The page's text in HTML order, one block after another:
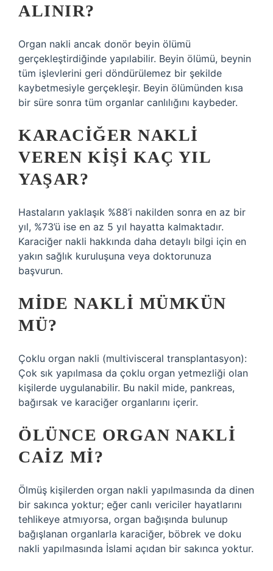
ALINIR?
Organ nakli ancak donör beyin ölümü
gerçekleştirdiğinde yapılabilir. Beyin ölümü, beynin
tüm işlevlerini geri döndürülemez bir şekilde
kaybetmesiyle gerçekleşir. Beyin ölümünden kısa
bir süre sonra tüm organlar canlılığını kaybeder.
KARACIĞER NAKLI
VEREN KIŞI KAÇ YIL
YAŞAR?
Hastaların yaklaşık %88’i nakilden sonra en az bir
yıl, %73’ü ise en az 5 yıl hayatta kalmaktadır.
Karaciğer nakli hakkında daha detaylı bilgi için en
yakın sağlık kuruluşuna veya doktorunuza
başvurun.
MIDE NAKLI MÜMKÜN
MÜ?
Çoklu organ nakli (multivisceral transplantasyon):
Çok sık yapılmasa da çoklu organ yetmezliği olan
kişilerde uygulanabilir. Bu nakil mide, pankreas,
bağırsak ve karaciğer organlarını içerir.
ÖLÜNCE ORGAN NAKLI
CAIZ MI?
Ölmüş kişilerden organ nakli yapılmasında da dinen
bir sakınca yoktur; eğer canlı vericiler hayatlarını
tehlikeye atmıyorsa, organ bağışında bulunup
bağışlanan organlarla karaciğer, böbrek ve doku
nakli yapılmasında İslami açıdan bir sakınca yoktur.